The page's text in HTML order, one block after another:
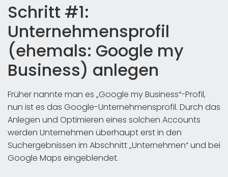
Schritt #1:
Unternehmensprofil
(ehemals: Google my
Business) anlegen
Früher nannte man es „Google my Business“-Profil,
nun ist es das Google-Unternehmensprofil. Durch das
Anlegen und Optimieren eines solchen Accounts
werden Unternehmen überhaupt erst in den
Suchergebnissen im Abschnitt „Unternehmen“ und bei
Google Maps eingeblendet.